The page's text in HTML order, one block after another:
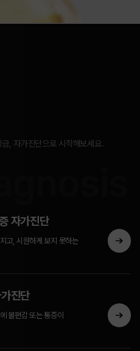
, 자가진단으로 시작해보세요.
자가진단
고, 시원하게 보지 못하는
진단
불편감 또는 통증이